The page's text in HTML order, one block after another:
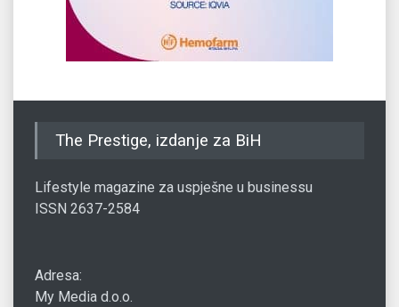
The Prestige, izdanje za BiH
Lifestyle magazine za uspješne u businessu
ISSN 2637-2584
Adresa:
My Media d.o.o.